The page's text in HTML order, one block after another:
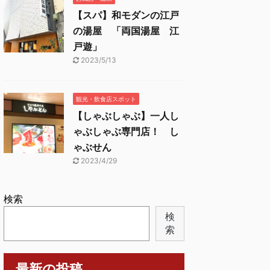
【スパ】和モダンの江戸
の湯屋 「両国湯屋 江
戸遊」
2023/5/13
観光・飲食店スポット
【しゃぶしゃぶ】一人し
ゃぶしゃぶ専門店！ し
ゃぶせん
2023/4/29
検索
検
索